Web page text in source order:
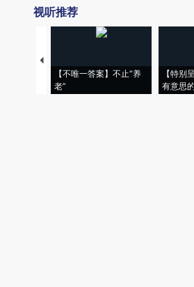
视听推荐
【不唯一答案】不止“养
老”
【特别
有意思